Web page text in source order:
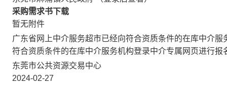
采购需求书下载
暂无附件
广东省网上中介服务超市已经向符合资质条件的在库中介
符合资质条件的在库中介服务机构登录中介专属网页进行报
东莞市公共资源交易中心
2024-02-27